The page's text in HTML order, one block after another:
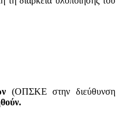
(ΟΠΣΚΕ στην διεύθυνση